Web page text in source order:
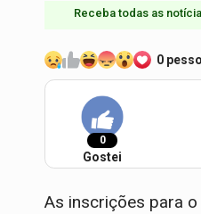
Receba todas as
0
0
Gostei
As inscrições para